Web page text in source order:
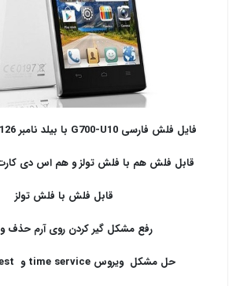
فایل فلش فارسی G700-U10 با بیلد نامبر B126 و آندروید ۴٫۲٫۱
قابل فلش هم با فلش تولز و هم اس دی کارت
قابل فلش با فلش تولز
رفع مشکل گیر کردن روی آرم حذف
حل مشکل ویروس time service و monkey test